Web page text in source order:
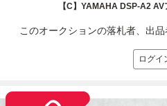
【C】YAMAHA DSP-A2
このオークションの落札者、出
ログイ